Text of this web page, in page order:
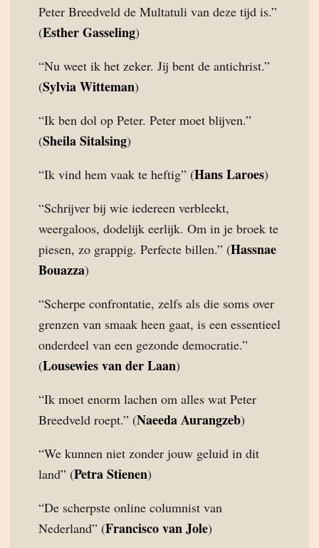
Peter Breedveld de Multatuli van deze tijd is.”
(Esther Gasseling)
“Nu weet ik het zeker. Jij bent de antichrist.”
(Sylvia Witteman)
“Ik ben dol op Peter. Peter moet blijven.”
(Sheila Sitalsing)
“Ik vind hem vaak te heftig” (Hans Laroes)
“Schrijver bij wie iedereen verbleekt,
weergaloos, dodelijk eerlijk. Om in je broek te
piesen, zo grappig. Perfecte billen.” (Hassnae
Bouazza)
“Scherpe confrontatie, zelfs als die soms over
grenzen van smaak heen gaat, is een essentieel
onderdeel van een gezonde democratie.”
(Lousewies van der Laan)
“Ik moet enorm lachen om alles wat Peter
Breedveld roept.” (Naeeda Aurangzeb)
“We kunnen niet zonder jouw geluid in dit
land” (Petra Stienen)
“De scherpste online columnist van
Nederland” (Francisco van Jole)